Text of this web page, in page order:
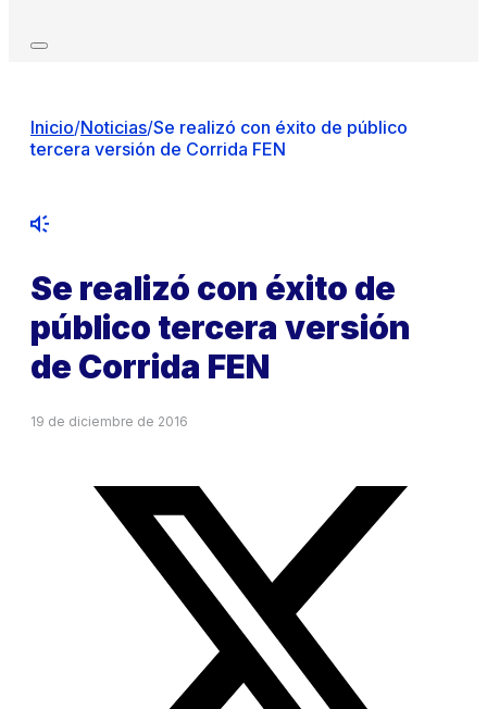
Inicio/Noticias/Se realizó con éxito de público
tercera versión de Corrida FEN
Se realizó con éxito de
público tercera versión
de Corrida FEN
19 de diciembre de 2016